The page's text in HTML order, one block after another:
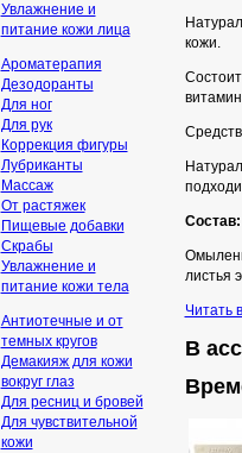
кожи.
Состав:
листья
Читать
В
Увлажнение и
питание кожи лица
Ароматерапия
Дезодоранты
Для ног
Для рук
Коррекция фигуры
Лубриканты
Массаж
От растяжек
Пищевые добавки
Скрaбы
Увлажнение и
питание кожи тела
Антиотечные и от
темных кругов
Демакияж для кожи
вокруг глаз
Для ресниц и бровей
Для чувствительной
кожи